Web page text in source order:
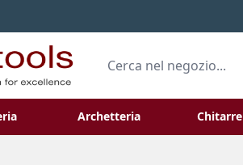
Cerca
for Attrezzatura
Toggle submenu for Liuteria
Archetteria Chitarre